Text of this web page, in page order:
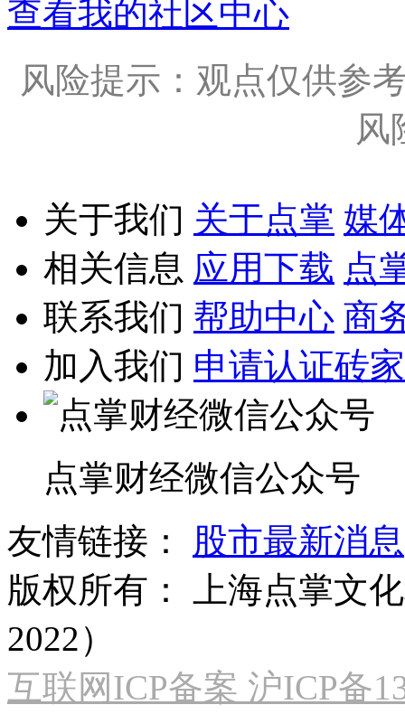
查看我的社区中心
风险提示：观点仅供参
风
关于我们 关于点掌 媒
相关信息 应用下载 点
联系我们 帮助中心 商
加入我们 申请认证砖家
点掌财经微信公众号
友情链接：
股市最新消息
版权所有：
上海点掌文
2022）
互联网ICP备案 沪ICP备